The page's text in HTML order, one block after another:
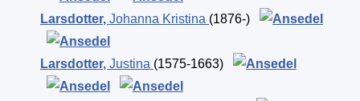
Larsdotter, Johanna Kristina (1876-)
Larsdotter, Justina (1575-1663)